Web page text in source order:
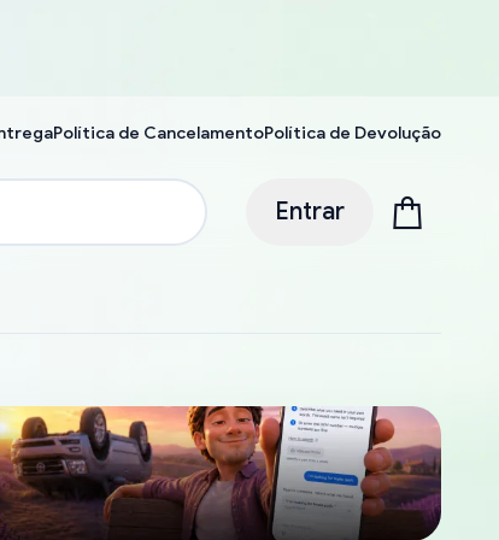
Política de CancelamentoPolítica de Devolução
Entrar